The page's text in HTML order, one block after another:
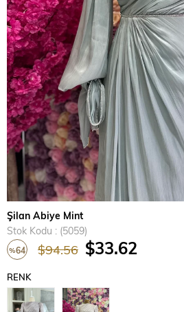
Şilan Abiye Mint
Stok Kodu
(5059)
%64 $94.56 $33.62
RENK